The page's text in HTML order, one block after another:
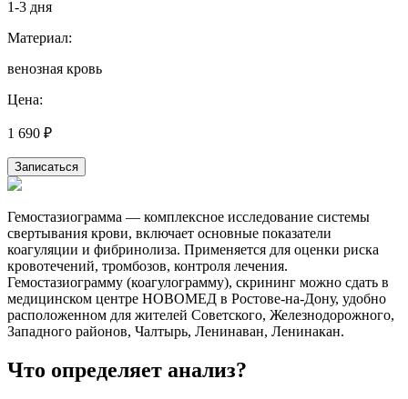
1-3 дня
Материал:
венозная кровь
Цена:
1 690 ₽
Записаться
Гемостазиограмма — комплексное исследование системы
свертывания крови, включает основные показатели
коагуляции и фибринолиза. Применяется для оценки риска
кровотечений, тромбозов, контроля лечения.
Гемостазиограмму (коагулограмму), скрининг можно сдать в
медицинском центре НОВОМЕД в Ростове-на-Дону, удобно
расположенном для жителей Советского, Железнодорожного,
Западного районов, Чалтырь, Ленинаван, Ленинакан.
Что определяет анализ?